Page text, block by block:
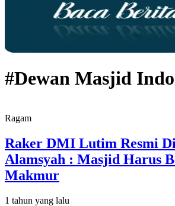
#Dewan Masjid
Ragam
Raker DMI Lutim Resmi
Alamsyah : Masjid Harus
Makmur
1 tahun yang lalu